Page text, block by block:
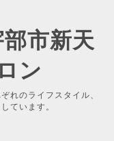
市新天
ン
れのライフスタイル、
ています。